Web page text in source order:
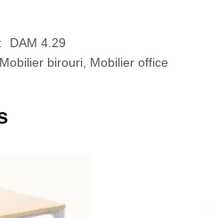
DAM 4.29
Mobilier birouri, Mobilier office